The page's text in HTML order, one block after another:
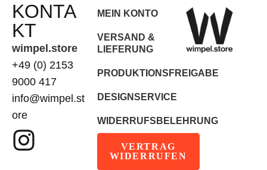
KONTA
KT
wimpel.store
+49 (0) 2153
9000 417
info@wimpel.st
ore
MEIN KONTO
VERSAND &
LIEFERUNG
PRODUKTIONSFREIGABE
DESIGNSERVICE
WIDERRUFSBELEHRUNG
VERTRAG
WIDERRUFEN